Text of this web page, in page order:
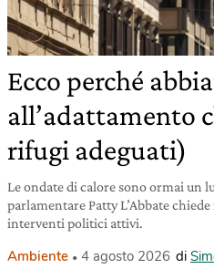
Ecco perché
all’adattamento
rifugi adeguati)
Le ondate di calore sono ormai un
parlamentare Patty L’Abbate
interventi politici attivi.
Ambiente 4 agosto 2026 di